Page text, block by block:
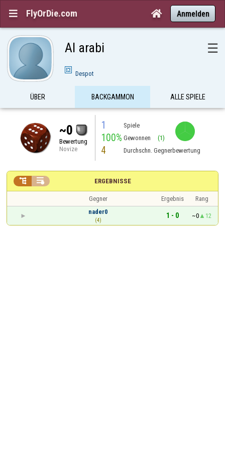
 FlyOrDie.com  Anmelden
Al arabi ☰
Despot
ÜBER BACKGAMMON ALLE SPIELE
~0
Bewertung
Novize
1 Spiele
100% Gewonnen (1)
4 Durchschn. Gegnerbewertung
ERGEBNISSE
 
Gegner Ergebnis
Rang
nader0
(4)
1 - 0 ~0 12